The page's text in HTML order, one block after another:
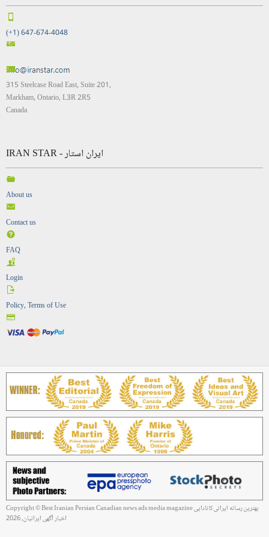
(+1) 647-674-4048
315 Steelcase Road East, Suite 201,
Markham, Ontario, L3R 2R5
Canada
IRAN STAR - ایران استار
About us
Contact us
FAQ
Login
Policy, Terms of Use
Copyright © Best Iranian Persian Canadian news ads media magazine بهترین رسانه ایرانی کانادایی
اخبار آگهی ایرانیان, 2026